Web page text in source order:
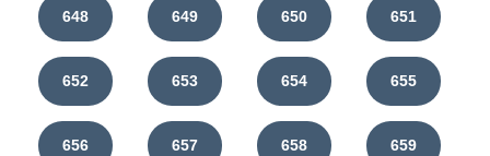
648 649 650 651
652 653 654 655
656 657 658 659